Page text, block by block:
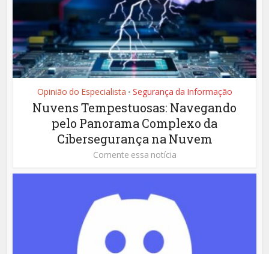
Opinião do Especialista • Segurança da Informação
Nuvens Tempestuosas: Navegando
pelo Panorama Complexo da
Cibersegurança na Nuvem
Comente essa notícia